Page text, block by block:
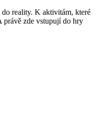
do reality. K aktivitám, které
právě zde vstupují do hry